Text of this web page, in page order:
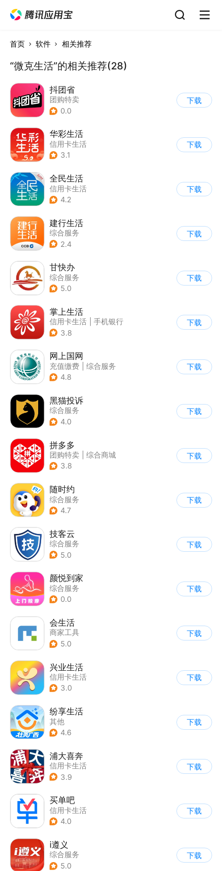
首页 软件 相关推荐
“微克生活”的相关推荐(28)
抖团省
团购特卖
0.0
下载
华彩生活
信用卡生活
3.1
下载
全民生活
信用卡生活
4.2
下载
建行生活
综合服务
2.4
下载
甘快办
综合服务
5.0
下载
掌上生活
信用卡生活
手机银行
3.8
下载
网上国网
充值缴费
综合服务
4.8
下载
黑猫投诉
综合服务
4.0
下载
拼多多
团购特卖
综合商城
3.8
下载
随时约
综合服务
4.7
下载
技客云
综合服务
5.0
下载
颜悦到家
综合服务
0.0
下载
会生活
商家工具
5.0
下载
兴业生活
信用卡生活
3.0
下载
纷享生活
其他
4.6
下载
浦大喜奔
信用卡生活
3.9
下载
买单吧
信用卡生活
4.0
下载
i遵义
综合服务
5.0
下载